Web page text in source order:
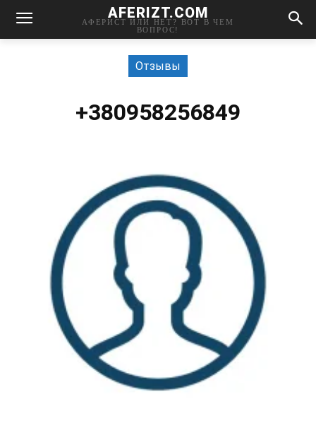
AFERIZT.COM
АФЕРИСТ ИЛИ НЕТ? ВОТ В ЧЕМ
ВОПРОС!
Отзывы
+380958256849